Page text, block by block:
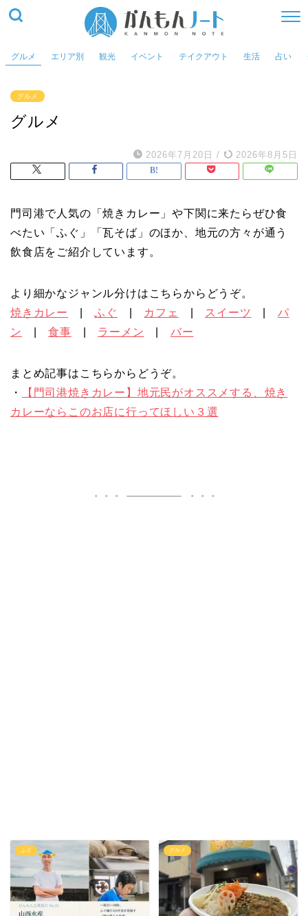
グルメ エリア別 観光 イベント テイクアウト 生活 占い
グルメ
グルメ
2026年7月20日 / 2026年8月5日
門司港で人気の「焼きカレー」や下関に来たらぜひ食
べたい「ふぐ」「瓦そば」のほか、地元の方々が通う
飲食店をご紹介しています。
より細かなジャンル分けはこちらからどうぞ。
焼きカレー
|ふぐ カフェ スイーツ
パ
ン
|食事 ラーメン バー
まとめ記事はこちらからどうぞ。
・
【門司港焼きカレー】地元民がオススメする、焼き
カレーならこのお店に行ってほしい３選
ふぐ グルメ